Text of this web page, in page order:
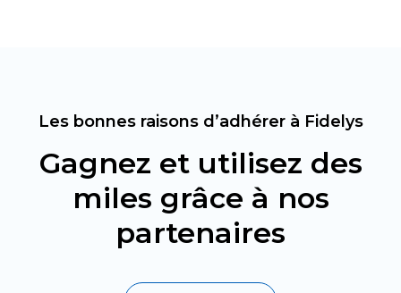
Les bonnes raisons d’adhérer à Fidelys
Gagnez et utilisez des
miles grâce à nos
partenaires